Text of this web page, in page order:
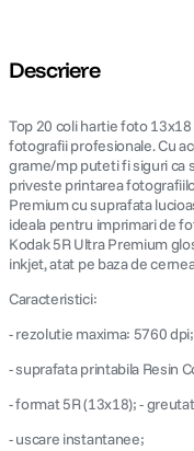
Descriere
Top 20 coli hartie foto
fotografii profesionale. Cu
grame/mp puteti fi siguri ca
priveste printarea
Premium cu suprafata
ideala pentru imprimari de
Kodak 5R Ultra Premium
inkjet, atat pe baza de
Caracteristici:
- rezolutie maxima: 5760 dpi;
- suprafata printabila Resin
- format 5R (13x18); -
- uscare instantanee;